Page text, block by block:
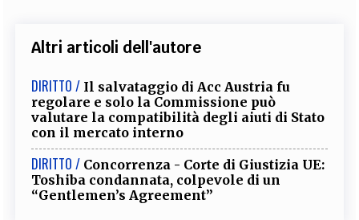
TEAM
FILODIRITTO REDAZIONE COMITATO SCIENTIFICO AUTORI
FOTOGRAFI
PARTNER COLLABORA CON NOI
EXTRA
CODICI RUBRICHE LIBRI PROCEEDINGS
Altri articoli dell'autore
DIRITTO / Il salvataggio di Acc Austria fu
regolare e solo la Commissione può
valutare la compatibilità degli aiuti di Stato
con il mercato interno
DIRITTO / Concorrenza - Corte di Giustizia UE:
Toshiba condannata, colpevole di un
“Gentlemen’s Agreement”